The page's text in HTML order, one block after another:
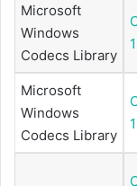
Microsoft
Windows
Codecs Library
Microsoft
Windows
Codecs Library